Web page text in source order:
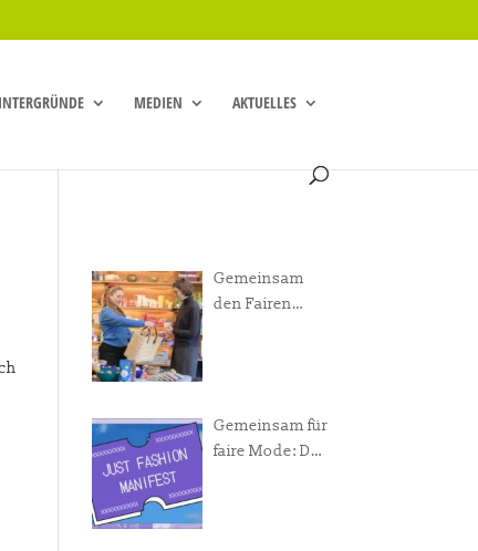
MEDIEN AKTUELLES
Gemeinsam
den Fairen
Gemeinsam für
faire Mode: Das